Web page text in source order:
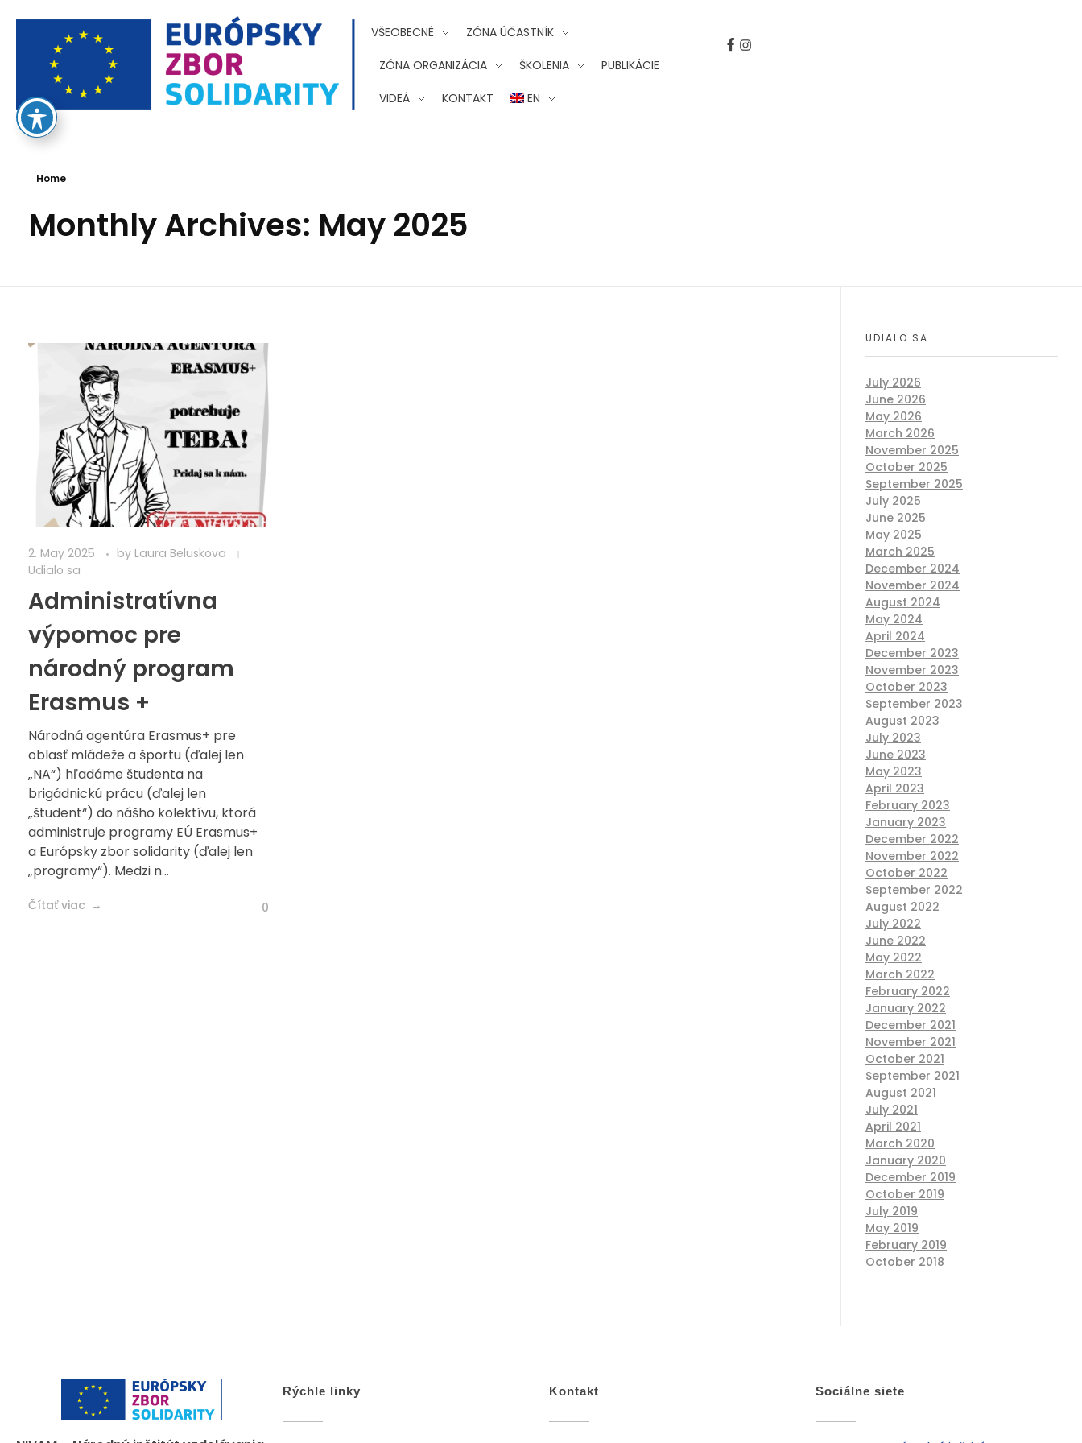
European Solidarity Corps
VŠEOBECNÉ ZÓNA ÚČASTNÍK
ZÓNA ORGANIZÁCIA ŠKOLENIA PUBLIKÁCIE
VIDEÁ KONTAKT EN
Home
Monthly Archives: May 2025
2. May 2025 by Laura Beluskova
Udialo sa
Administratívna
výpomoc pre
národný program
Erasmus +
Národná agentúra Erasmus+ pre
oblasť mládeže a športu (ďalej len
„NA“) hľadáme študenta na
brigádnickú prácu (ďalej len
„študent“) do nášho kolektívu, ktorá
administruje programy EÚ Erasmus+
a Európsky zbor solidarity (ďalej len
„programy“). Medzi n...
Čítať viac 0
UDIALO SA
July 2026
June 2026
May 2026
March 2026
November 2025
October 2025
September 2025
July 2025
June 2025
May 2025
March 2025
December 2024
November 2024
August 2024
May 2024
April 2024
December 2023
November 2023
October 2023
September 2023
August 2023
July 2023
June 2023
May 2023
April 2023
February 2023
January 2023
December 2022
November 2022
October 2022
September 2022
August 2022
July 2022
June 2022
May 2022
March 2022
February 2022
January 2022
December 2021
November 2021
October 2021
September 2021
August 2021
July 2021
April 2021
March 2020
January 2020
December 2019
October 2019
July 2019
May 2019
February 2019
October 2018
Rýchle linky Kontakt Sociálne siete